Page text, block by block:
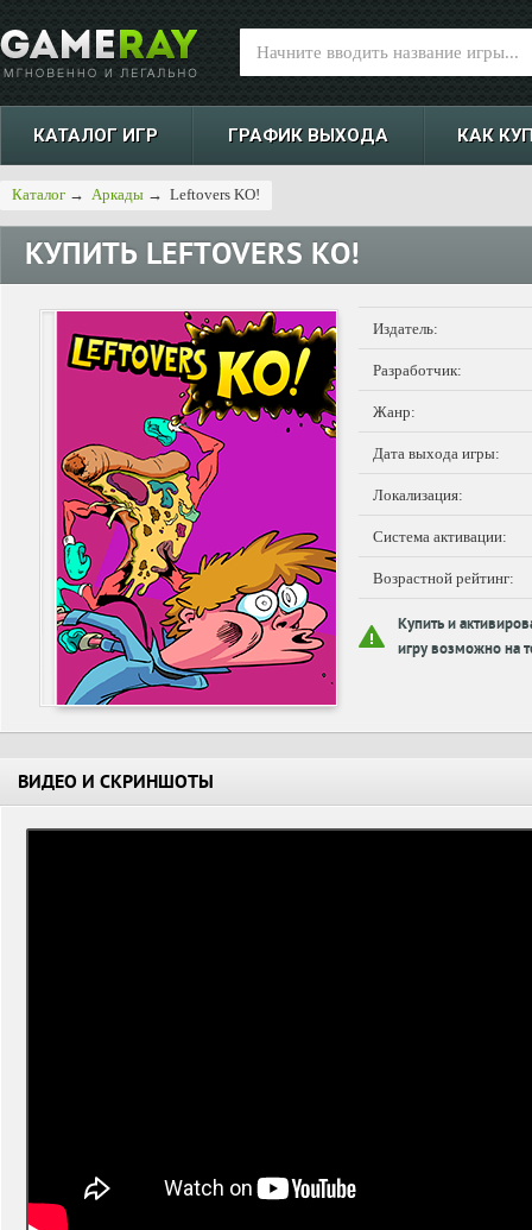
КАТАЛОГ ИГР ГРАФИК ВЫХОДА КАК
Каталог → Аркады → Leftovers KO!
КУПИТЬ LEFTOVERS KO!
Издатель:
Разработчик:
Жанр:
Дата выхода игры:
Локализация:
Система активации:
Возрастной рейтинг:
Купить и
игру возможно на
ВИДЕО И СКРИНШОТЫ